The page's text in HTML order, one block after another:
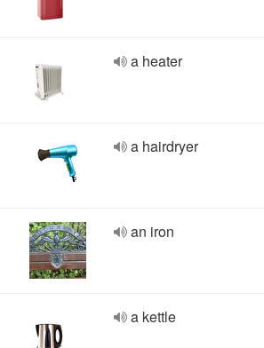
a heater
a hairdryer
an iron
a kettle